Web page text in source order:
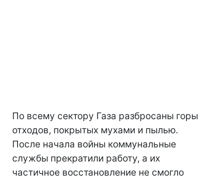
По всему сектору Газа разбросаны горы
отходов, покрытых мухами и пылью.
После начала войны коммунальные
службы прекратили работу, а их
частичное восстановление не смогло